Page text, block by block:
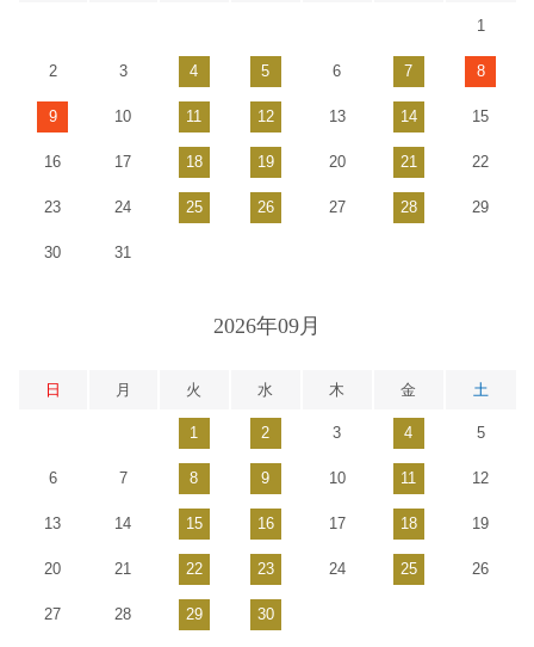
1
2 3 4 5 6 7 8
9 10 11 12 13 14 15
16 17 18 19 20 21 22
23 24 25 26 27 28 29
30 31
2026年09月
日 月 火 水 木 金 土
1 2 3 4 5
6 7 8 9 10 11 12
13 14 15 16 17 18 19
20 21 22 23 24 25 26
27 28 29 30